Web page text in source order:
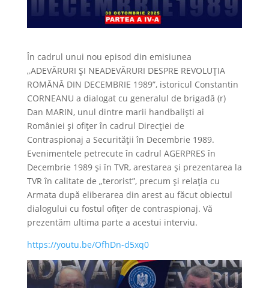
În cadrul unui nou episod din emisiunea
„ADEVĂRURI ȘI NEADEVĂRURI DESPRE REVOLUȚIA
ROMÂNĂ DIN DECEMBRIE 1989”, istoricul Constantin
CORNEANU a dialogat cu generalul de brigadă (r)
Dan MARIN, unul dintre marii handbaliști ai
României și ofițer în cadrul Direcției de
Contraspionaj a Securității în Decembrie 1989.
Evenimentele petrecute în cadrul AGERPRES în
Decembrie 1989 și în TVR, arestarea și prezentarea la
TVR în calitate de „terorist”, precum și relația cu
Armata după eliberarea din arest au făcut obiectul
dialogului cu fostul ofițer de contraspionaj. Vă
prezentăm ultima parte a acestui interviu.
https://youtu.be/OfhDn-d5xq0